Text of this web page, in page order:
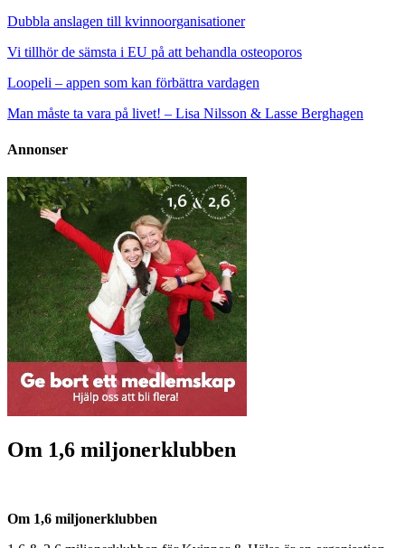
Dubbla anslagen till kvinnoorganisationer
Vi tillhör de sämsta i EU på att behandla osteoporos
Loopeli – appen som kan förbättra vardagen
Man måste ta vara på livet! – Lisa Nilsson & Lasse Berghagen
Annonser
Om 1,6 miljonerklubben
Om 1,6 miljonerklubben